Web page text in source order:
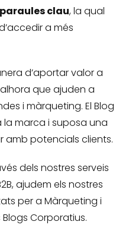
clau, la qual
a més
d’aportar valor a
que ajuden a
i màrqueting.El Blog
marca i suposa una
potencials clients.
dels nostres serveis
ajudem els nostres
per a Màrqueting i
Corporatius.